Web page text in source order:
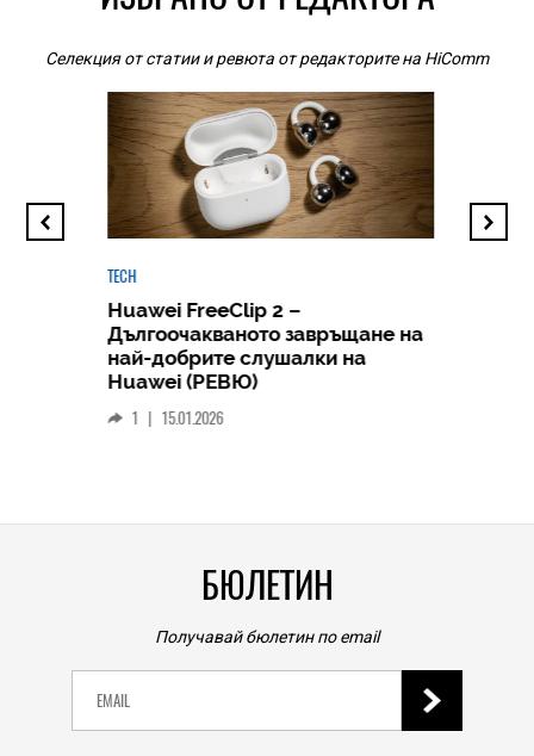
Селекция от статии и ревюта от редакторите на HiComm
TECH
Huawei FreeClip 2 –
Дългоочакваното завръщане на
най-добрите слушалки на
Huawei (РЕВЮ)
1 15.01.2026
БЮЛЕТИН
Получавай бюлетин по email